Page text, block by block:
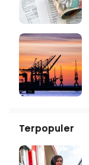
Terpopuler